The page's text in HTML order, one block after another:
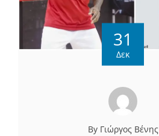
31
Δεκ
By Γιώργος Βένης